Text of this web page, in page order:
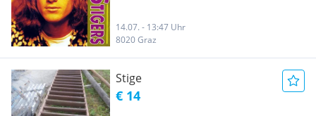
14.07. - 13:47 Uhr
8020 Graz
Stige
€ 14